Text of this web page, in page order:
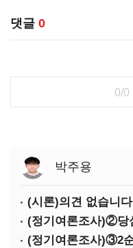
댓글 0
0/0
박주용
(시론)의견 없습니다